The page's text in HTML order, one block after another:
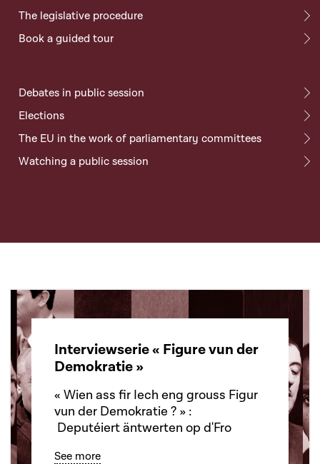
The legislative procedure
Book a guided tour
Debates in public session
Elections
The EU in the work of parliamentary committees
Watching a public session
Interviewserie « Figure vun der
Demokratie »
« Wien ass fir Iech eng grouss Figur
vun der Demokratie ? » :
Deputéiert äntwerten op d'Fro
See more